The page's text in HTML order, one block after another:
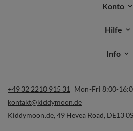
Konto
Hilfe
Info
+49 32 2210 915 31
Mon-Fri 8:00-
kontakt@kiddymoon.de
Kiddymoon.de, 49 Hevea Road, DE13